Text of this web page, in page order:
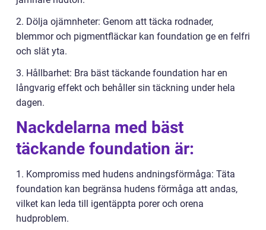
2. Dölja ojämnheter: Genom att täcka rodnader,
blemmor och pigmentfläckar kan foundation ge en felfri
och slät yta.
3. Hållbarhet: Bra bäst täckande foundation har en
långvarig effekt och behåller sin täckning under hela
dagen.
Nackdelarna med bäst
täckande foundation är:
1. Kompromiss med hudens andningsförmåga: Täta
foundation kan begränsa hudens förmåga att andas,
vilket kan leda till igentäppta porer och orena
hudproblem.